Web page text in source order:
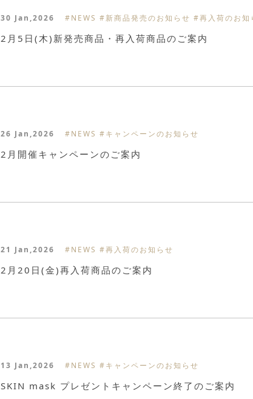
30 Jan,2026 #NEWS#新商品発売のお知らせ#再入荷のお
2月5日(木)新発売商品・再入荷商品のご案内
26 Jan,2026 #NEWS#キャンペーンのお知らせ
2月開催キャンペーンのご案内
21 Jan,2026 #NEWS#再入荷のお知らせ
2月20日(金)再入荷商品のご案内
13 Jan,2026 #NEWS#キャンペーンのお知らせ
SKIN mask プレゼントキャンペーン終了のご案内